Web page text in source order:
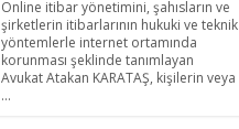
Online itibar yönetimini, şahısların ve
şirketlerin itibarlarının hukuki ve teknik
yöntemlerle internet ortamında
korunması şeklinde tanımlayan
Avukat Atakan KARATAŞ, kişilerin veya
...